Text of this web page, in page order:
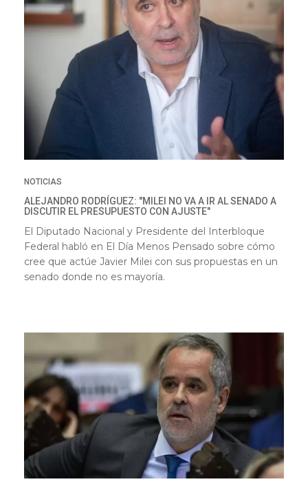
NOTICIAS
ALEJANDRO RODRÍGUEZ: "MILEI NO VA A IR AL SENADO A
DISCUTIR EL PRESUPUESTO CON AJUSTE"
El Diputado Nacional y Presidente del Interbloque
Federal habló en El Día Menos Pensado sobre cómo
cree que actúe Javier Milei con sus propuestas en un
senado donde no es mayoría.